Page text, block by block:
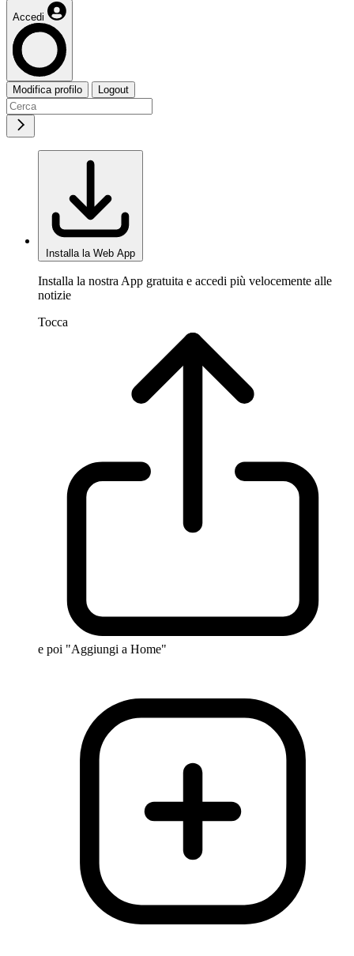
Accedi
Modifica profilo Logout
Installa la Web App
Installa la nostra App gratuita e accedi più velocemente alle
notizie
Tocca
e poi "Aggiungi a Home"